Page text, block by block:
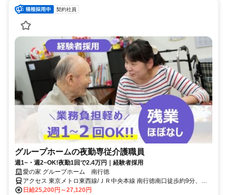
契約社員
グループホームの夜勤専従介護職員
週1~・週2~OK!夜勤1回で2.4万円｜経験者採用
愛の家 グループホーム 南行徳
アクセス 東京メトロ東西線/ＪＲ中央本線 南行徳南口徒歩約9分、東
京メトロ東西線/ＪＲ中央本線 行徳徒歩約19分、東京メトロ東西線/Ｊ
日給25,200円～27,120円